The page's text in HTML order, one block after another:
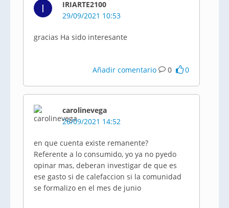
I
IRIARTE2100
29/09/2021 10:53
gracias Ha sido interesante
Añadir comentario 0 0
carolinevega
26/09/2021 14:52
en que cuenta existe remanente?
Referente a lo consumido, yo ya no pyedo
opinar mas, deberan investigar de que es
ese gasto si de calefaccion si la comunidad
se formalizo en el mes de junio